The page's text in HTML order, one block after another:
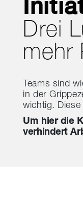
Drei
mehr
Teams sind
in der
wichtig.
Um hier die
verhindert